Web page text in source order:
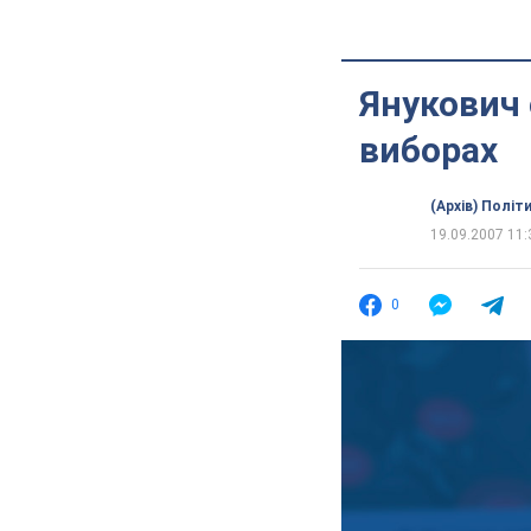
Янукович
виборах
(Архів)
19.09.2007
0